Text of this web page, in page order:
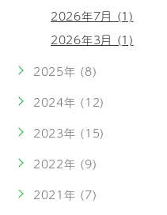
2026年7月 (1)
2026年3月 (1)
2025年 (8)
2024年 (12)
2023年 (15)
2022年 (9)
2021年 (7)